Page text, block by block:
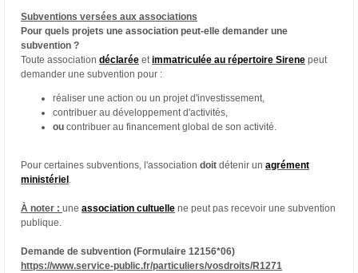
Subventions versées aux associations
Pour quels projets une association peut-elle demander une
subvention ?
Toute association déclarée etimmatriculée au répertoire Sirene peut
demander une subvention pour :
réaliser une action ou un projet d'investissement,
contribuer au développement d'activités,
ou contribuer au financement global de son activité.
Pour certaines subventions, l'association doit détenir un agrément
ministériel .
À noter : une association cultuelle ne peut pas recevoir une subvention
publique.
Demande de subvention (Formulaire 12156*06)
https://www.service-public.fr/particuliers/vosdroits/R1271